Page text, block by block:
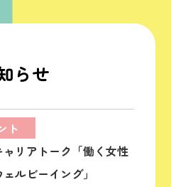
らせ
ト
リアトーク「働く女性
ルビーイング」